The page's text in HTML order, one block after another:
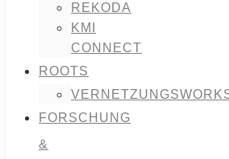
REKODA
KMI
CONNECT
ROOTS
FORSCHUNG
&